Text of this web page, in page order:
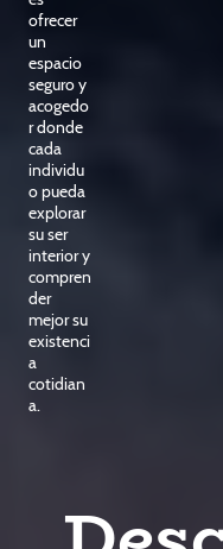
ofrecer
un
espacio
seguro y
acogedo
r donde
cada
individu
o pueda
explorar
su ser
interior y
compren
der
mejor su
existenci
a
cotidian
a.